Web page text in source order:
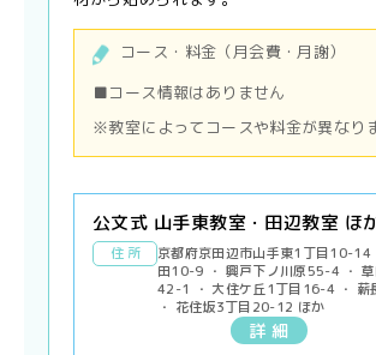
コース・料金（月会費・月謝）
■コース情報はありません
※教室によってコースや料金が異なりま
公文式 山手東教室・田辺教室 ほ
住 所
京都府京田辺市山手東1丁目10-14
田10-9 ・ 興戸下ノ川原55-4 ・
42-1 ・ 大住ケ丘1丁目16-4 ・ 薪
・ 花住坂3丁目20-12 ほか
詳 細